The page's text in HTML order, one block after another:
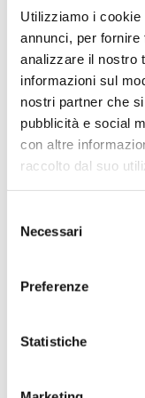
Utilizziamo i
annunci, per
analizzare il nostro
informazioni sul
nostri partner che
pubblicità e social
con altre
raccolto dal suo
delNecessari
Preferenze
Statistiche
capsule
€8,50
Dettagli
Bicchieri in